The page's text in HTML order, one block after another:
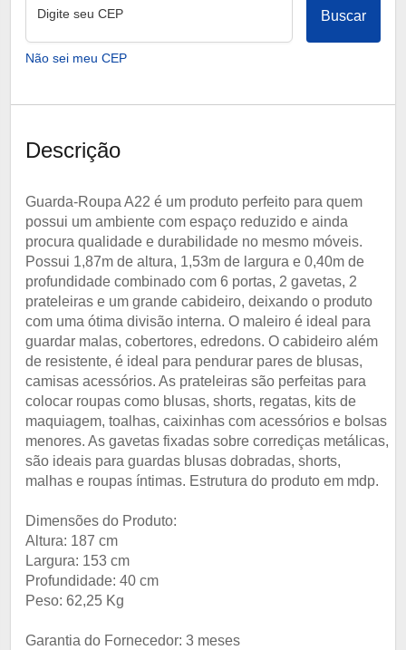
Digite seu CEP Buscar
Não sei meu CEP
Descrição
Guarda-Roupa A22 é um produto perfeito para quem
possui um ambiente com espaço reduzido e ainda
procura qualidade e durabilidade no mesmo móveis.
Possui 1,87m de altura, 1,53m de largura e 0,40m de
profundidade combinado com 6 portas, 2 gavetas, 2
prateleiras e um grande cabideiro, deixando o produto
com uma ótima divisão interna. O maleiro é ideal para
guardar malas, cobertores, edredons. O cabideiro além
de resistente, é ideal para pendurar pares de blusas,
camisas acessórios. As prateleiras são perfeitas para
colocar roupas como blusas, shorts, regatas, kits de
maquiagem, toalhas, caixinhas com acessórios e bolsas
menores. As gavetas fixadas sobre corrediças metálicas,
são ideais para guardas blusas dobradas, shorts,
malhas e roupas íntimas. Estrutura do produto em mdp.
Dimensões do Produto:
Altura: 187 cm
Largura: 153 cm
Profundidade: 40 cm
Peso: 62,25 Kg
Garantia do Fornecedor: 3 meses